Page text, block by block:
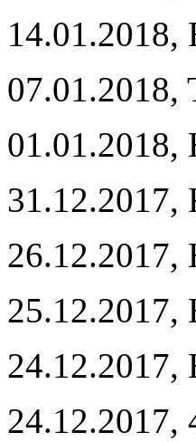
14.01.2018,
07.01.2018,
01.01.2018,
31.12.2017,
26.12.2017,
25.12.2017,
24.12.2017,
24.12.2017,